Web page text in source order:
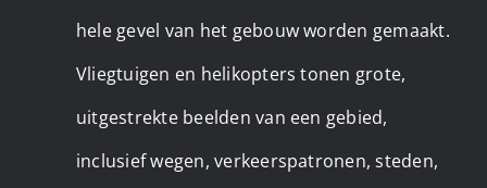
hele gevel van het gebouw worden gemaakt.
Vliegtuigen en helikopters tonen grote,
uitgestrekte beelden van een gebied,
inclusief wegen, verkeerspatronen, steden,